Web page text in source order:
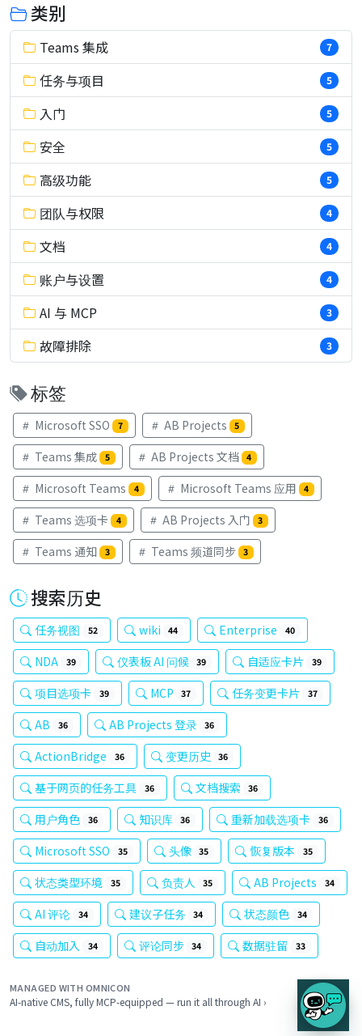
类别
Teams 集成 7
任务与项目 5
入门 5
安全 5
高级功能 5
团队与权限 4
文档 4
账户与设置 4
AI 与 MCP 3
故障排除 3
标签
Microsoft SSO 7 AB Projects 5
Teams 集成 5 AB Projects 文档 4
Microsoft Teams 4 Microsoft Teams 应用 4
Teams 选项卡 4 AB Projects 入门 3
Teams 通知 3 Teams 频道同步 3
搜索历史
任务视图 52 wiki 44 Enterprise 40
NDA 39 仪表板 AI 问候 39 自适应卡片 39
项目选项卡 39 MCP 37 任务变更卡片 37
AB 36 AB Projects 登录 36
ActionBridge 36 变更历史 36
基于网页的任务工具 36 文档搜索 36
用户角色 36 知识库 36 重新加载选项卡 36
Microsoft SSO 35 头像 35 恢复版本 35
状态类型环境 35 负责人 35 AB Projects 34
AI 评论 34 建议子任务 34 状态颜色 34
自动加入 34 评论同步 34 数据驻留 33
MANAGED WITH OMNICON
AI-native CMS, fully MCP-equipped — run it all through AI ›